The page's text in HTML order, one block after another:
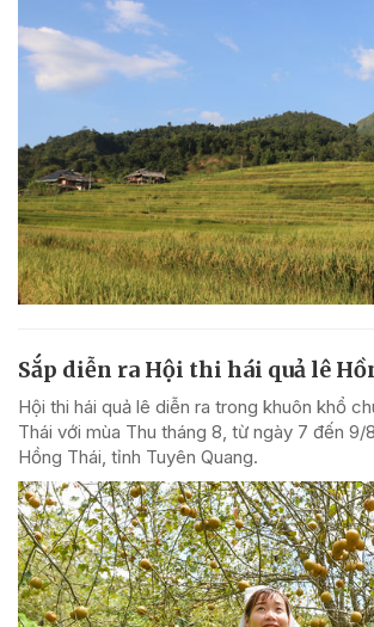
Sắp diễn ra Hội thi hái quả lê
Hội thi hái quả lê diễn ra trong khuôn khổ
Thái với mùa Thu tháng 8, từ ngày 7 đến 9/
Hồng Thái, tỉnh Tuyên Quang.